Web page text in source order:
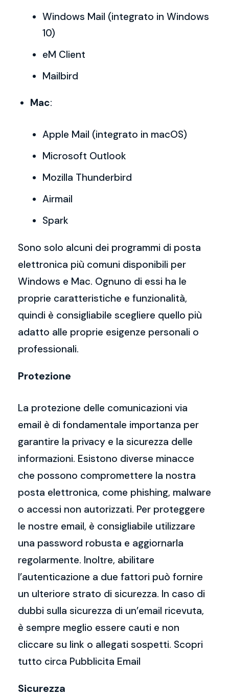
Windows Mail (integrato in Windows
10)
eM Client
Mailbird
Mac:
Apple Mail (integrato in macOS)
Microsoft Outlook
Mozilla Thunderbird
Airmail
Spark
Sono solo alcuni dei programmi di posta
elettronica più comuni disponibili per
Windows e Mac. Ognuno di essi ha le
proprie caratteristiche e funzionalità,
quindi è consigliabile scegliere quello più
adatto alle proprie esigenze personali o
professionali.
Protezione
La protezione delle comunicazioni via
email è di fondamentale importanza per
garantire la privacy e la sicurezza delle
informazioni. Esistono diverse minacce
che possono compromettere la nostra
posta elettronica, come phishing, malware
o accessi non autorizzati. Per proteggere
le nostre email, è consigliabile utilizzare
una password robusta e aggiornarla
regolarmente. Inoltre, abilitare
l’autenticazione a due fattori può fornire
un ulteriore strato di sicurezza. In caso di
dubbi sulla sicurezza di un’email ricevuta,
è sempre meglio essere cauti e non
cliccare su link o allegati sospetti. Scopri
tutto circa Pubblicita Email
Sicurezza